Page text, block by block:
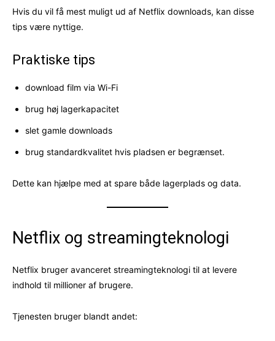
Hvis du vil få mest muligt ud af Netflix downloads, kan disse
tips være nyttige.
Praktiske tips
download film via Wi-Fi
brug høj lagerkapacitet
slet gamle downloads
brug standardkvalitet hvis pladsen er begrænset.
Dette kan hjælpe med at spare både lagerplads og data.
Netflix og streamingteknologi
Netflix bruger avanceret streamingteknologi til at levere
indhold til millioner af brugere.
Tjenesten bruger blandt andet: